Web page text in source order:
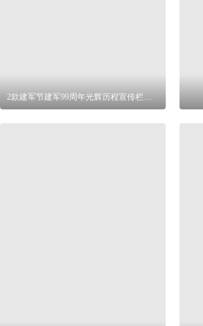
2款建军节建军99周年光辉历程宣传栏展板